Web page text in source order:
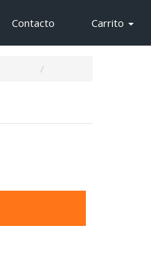
Contacto Carrito